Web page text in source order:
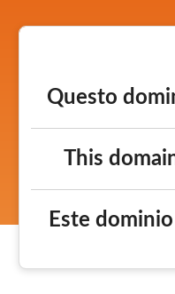
Questo
This
Este